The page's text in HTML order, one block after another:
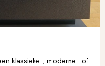
klassieke-, moderne- of